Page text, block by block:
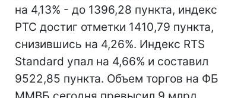
на 4,13% - до 1396,28 пункта, индекс
РТС достиг отметки 1410,79 пункта,
снизившись на 4,26%. Индекс RTS
Standard упал на 4,66% и составил
9522,85 пункта. Объем торгов на ФБ